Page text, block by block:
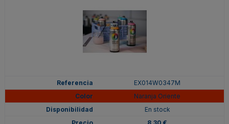
EX014W0347M
Naranja Oriente
En stock